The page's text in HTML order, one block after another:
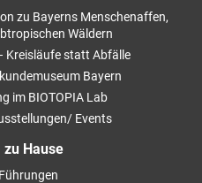
zu Bayerns Menschenaffen,
Wäldern
Kreisläufe statt Abfälle
Bayern
im BIOTOPIA Lab
Events
zu Hause